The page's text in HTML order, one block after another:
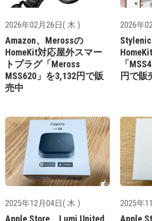
2026年02月26日( 木 )
Amazon、Merossの
HomeKit対応屋外スマー
トプラグ「Meross
‎MSS620」を3,132円で販
売中
2026年
「
円で販
2025年12月04日( 木 )
Apple Store、Lumi United
2025年
Apple